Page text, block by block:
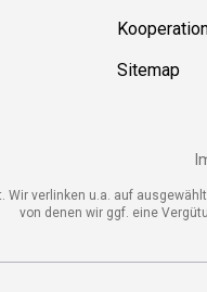
Sitemap
verlinken u.a. auf
von denen wir ggf. eine